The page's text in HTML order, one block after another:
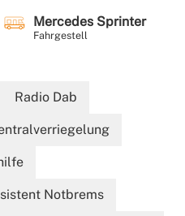
Mercedes Sprinter
Fahrgestell
Radio Dab
Notbrems